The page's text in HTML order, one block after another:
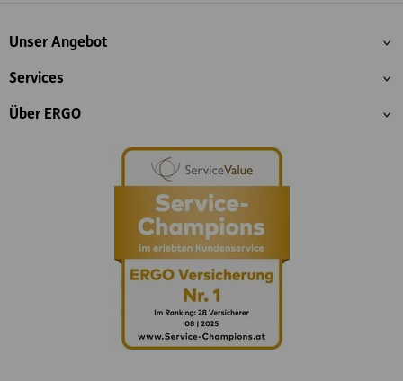
Inhaltsübersicht
Unser Angebot
Services
Über ERGO